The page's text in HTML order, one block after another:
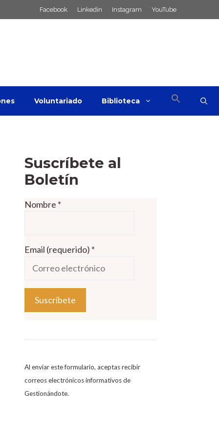
Facebook Linkedin Instagram YouTube
Voluntariado Biblioteca
Suscríbete al
Boletín
Nombre *
Email (requerido) *
o
s
t
a
Al enviar este formulario, aceptas recibir
correos electrónicos informativos de
Gestionándote.